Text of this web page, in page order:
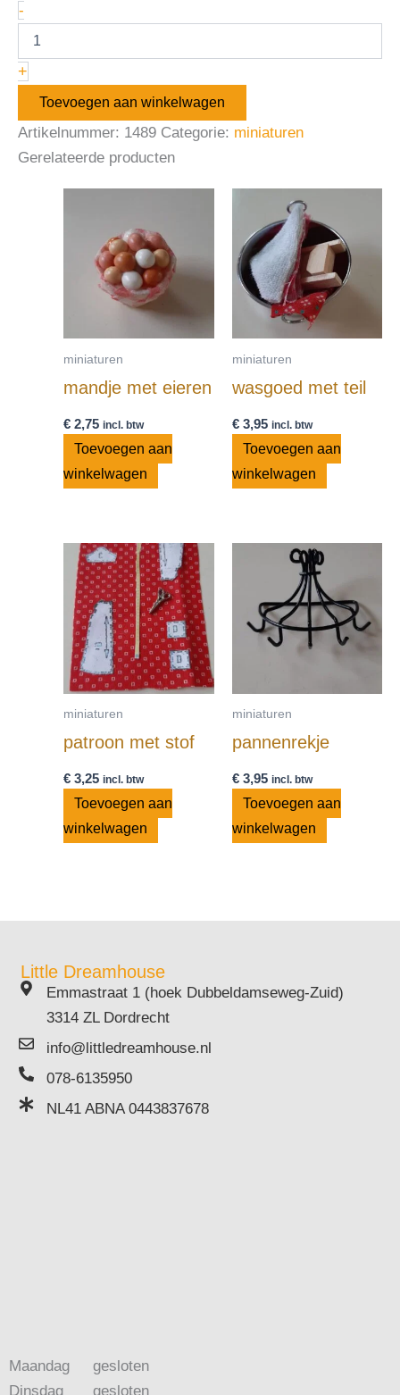
-
+
Toevoegen aan winkelwagen
Artikelnummer: 1489 Categorie: miniaturen
Gerelateerde producten
miniaturen
mandje met eieren
€ 2,75 incl. btw
Toevoegen aan
winkelwagen
miniaturen
wasgoed met teil
€3,95 incl. btw
Toevoegen aan
winkelwagen
miniaturen
patroon met stof
€ 3,25 incl. btw
Toevoegen aan
winkelwagen
miniaturen
pannenrekje
€3,95 incl. btw
Toevoegen aan
winkelwagen
Little Dreamhouse
Emmastraat 1 (hoek Dubbeldamseweg-Zuid)
3314 ZL Dordrecht
info@littledreamhouse.nl
078-6135950
NL41 ABNA 0443837678
Maandag
Dinsdag
gesloten
gesloten